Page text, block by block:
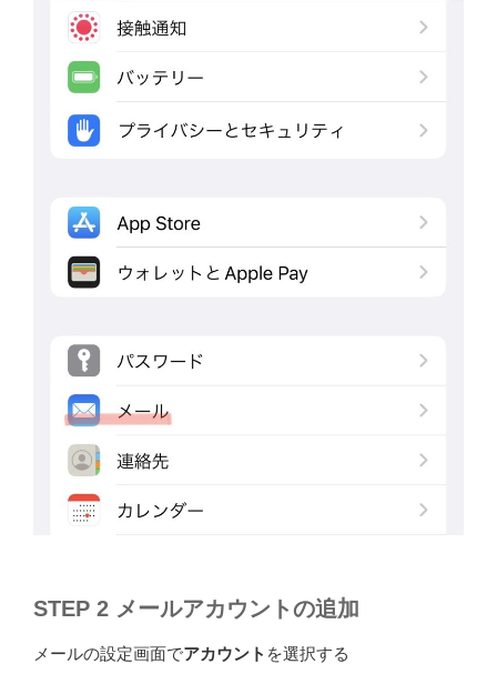
STEP 2 メールアカウントの追加
メールの設定画面でアカウント を選択する